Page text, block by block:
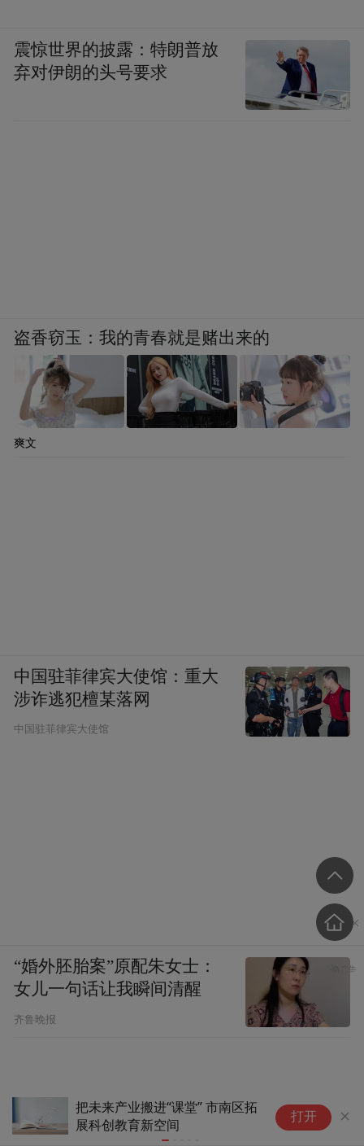
把未来产业搬进“课堂” 市南区拓
展科创教育新空间
打开
震惊世界的披露：特朗普放
弃对伊朗的头号要求
盗香窃玉：我的青春就是赌出来的
爽文
中国驻菲律宾大使馆：重大
涉诈逃犯檀某落网
中国驻菲律宾大使馆
“婚外胚胎案”原配朱女士：
女儿一句话让我瞬间清醒
齐鲁晚报